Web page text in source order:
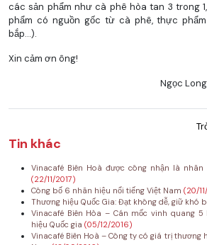
các sản phẩm như cà phê hòa tan 3 trong
phẩm có nguồn gốc từ cà phê, thực
bắp...).
Xin cảm ơn ông!
Ngọc
Tin khác
Vinacafé Biên Hoà được công nhận là
(22/11/2017)
Công bố 6 nhãn hiệu nổi tiếng Việt Nam (20/
Thương hiệu Quốc Gia: Đạt không dễ, giữ khó
Vinacafé Biên Hòa – Cán mốc vinh quang
hiệu Quốc gia (05/12/2016)
Vinacafé Biên Hoà – Công ty có giá trị thương